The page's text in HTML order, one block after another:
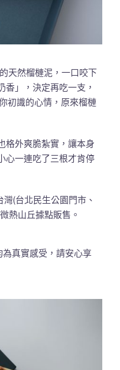
天然榴槤泥，一口咬下
香」，決定再吃一支，
初識的心情，原來榴槤
格外爽脆紮實，讓本身
心一連吃了三根才肯停
(台北民生公園門市、
熱山丘據點販售。
為真實感受，請安心享